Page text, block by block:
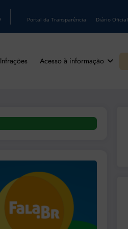
Portal da Transparência Diário Oficial
Infrações Acesso à informação